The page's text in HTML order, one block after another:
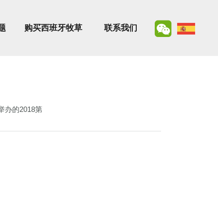
购买西班牙牧草 联系我们
办的2018第